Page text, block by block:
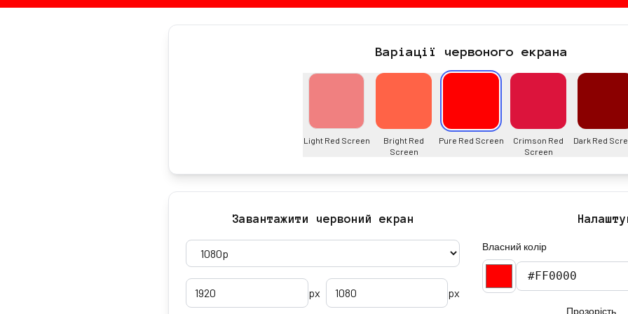
Варіації червоного екрана
Light Red Screen
Bright Red
Screen
Pure Red Screen
Crimson Red
Screen
Dark Red
Завантажити червоний екран
px px
Власний колір
Прозорість